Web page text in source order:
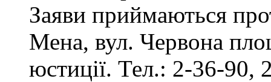
Заяви приймаються
Мена, вул. Червона
юстиції. Тел.: 2-36-90,